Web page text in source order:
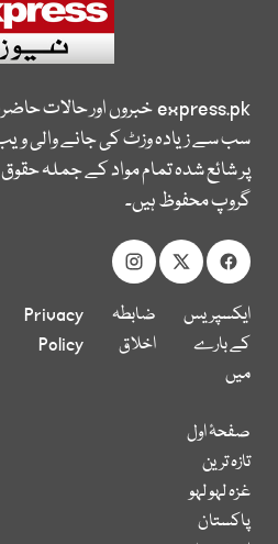
express.pkخبروں اور حالات
سب سے زیادہ وزٹ کی جانے والی
پر شائع شدہ تمام مواد کے جملہ
گروپ محفوظ ہیں۔
ایکسپریس
کے بارے
میں
ضابطہ
اخلاق
Privacy
Policy
صفحۂ اول
تازہ ترین
غزہ لہو لہو
پاکستان